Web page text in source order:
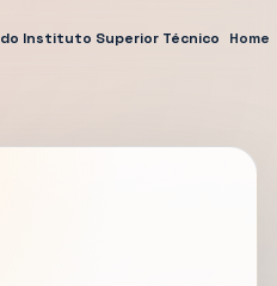
do Instituto Superior Técnico Home